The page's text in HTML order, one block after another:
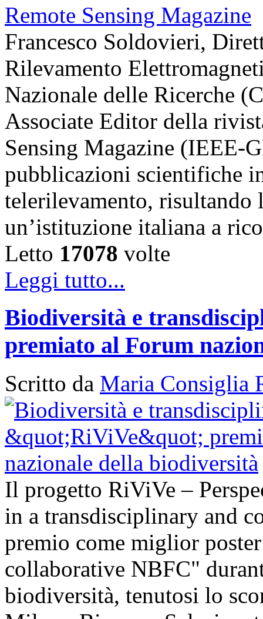
Francesco Soldovieri,
Rilevamento
Nazionale delle Ricerche
Associate Editor della
Sensing Magazine (IEEE-
pubblicazioni scientifiche
telerilevamento, risultando
un’istituzione italiana a
Letto 17078 volte
Leggi tutto...
Biodiversità e
premiato al Forum
Scritto da Maria Consiglia
Il progetto RiViVe –
in a transdisciplinary and
premio come miglior
collaborative NBFC"
biodiversità, tenutosi lo